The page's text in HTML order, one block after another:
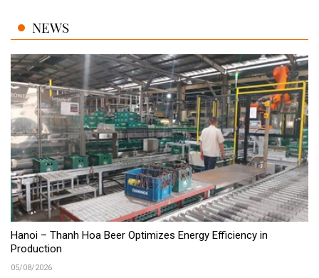
NEWS
Hanoi – Thanh Hoa Beer Optimizes Energy Efficiency in
Production
05/08/2026